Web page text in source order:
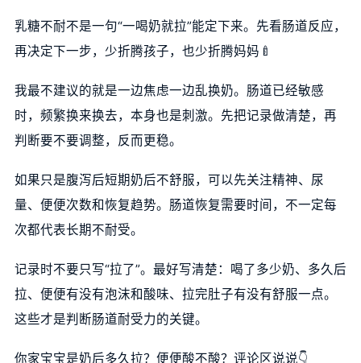
乳糖不耐不是一句“一喝奶就拉”能定下来。先看肠道反应，
再决定下一步，少折腾孩子，也少折腾妈妈🍼
我最不建议的就是一边焦虑一边乱换奶。肠道已经敏感
时，频繁换来换去，本身也是刺激。先把记录做清楚，再
判断要不要调整，反而更稳。
如果只是腹泻后短期奶后不舒服，可以先关注精神、尿
量、便便次数和恢复趋势。肠道恢复需要时间，不一定每
次都代表长期不耐受。
记录时不要只写“拉了”。最好写清楚：喝了多少奶、多久后
拉、便便有没有泡沫和酸味、拉完肚子有没有舒服一点。
这些才是判断肠道耐受力的关键。
你家宝宝是奶后多久拉？便便酸不酸？评论区说说👇